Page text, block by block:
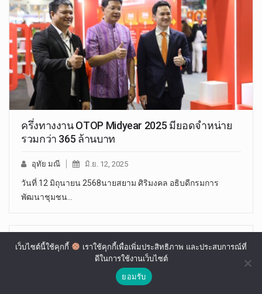
ครึ่งทางงาน OTOP Midyear 2025 มียอดจำหน่าย
รวมกว่า 365 ล้านบาท
อุทัย มณี มิ.ย. 12, 2025
วันที่ 12 มิถุนายน 2568นายสยาม ศิริมงคล อธิบดีกรมการ
พัฒนาชุมชน…
เว็บไซต์นี้ใช้คุกกี้
เราใช้คุกกี้เพื่อเพิ่มประสิทธิภาพ และประสบการณ์ที่
ดีในการใช้งานเว็บไซต์
ยอมรับ